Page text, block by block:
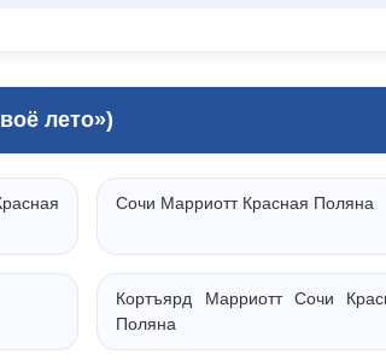
лето»)
Сочи Марриотт Красная Поляна
Кортъярд Марриотт Сочи
Поляна